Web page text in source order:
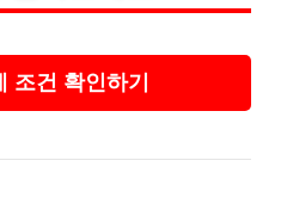
조건 확인하기